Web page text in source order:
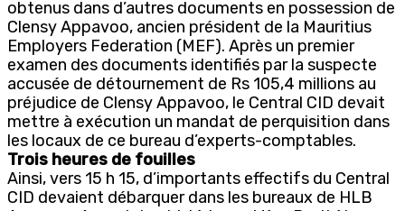
obtenus dans d’autres documents en possession de
Clensy Appavoo, ancien président de la Mauritius
Employers Federation (MEF). Après un premier
examen des documents identifiés par la suspecte
accusée de détournement de Rs 105,4 millions au
préjudice de Clensy Appavoo, le Central CID devait
mettre à exécution un mandat de perquisition dans
les locaux de ce bureau d’experts-comptables.
Trois heures de fouilles
Ainsi, vers 15 h 15, d’importants effectifs du Central
CID devaient débarquer dans les bureaux de HLB